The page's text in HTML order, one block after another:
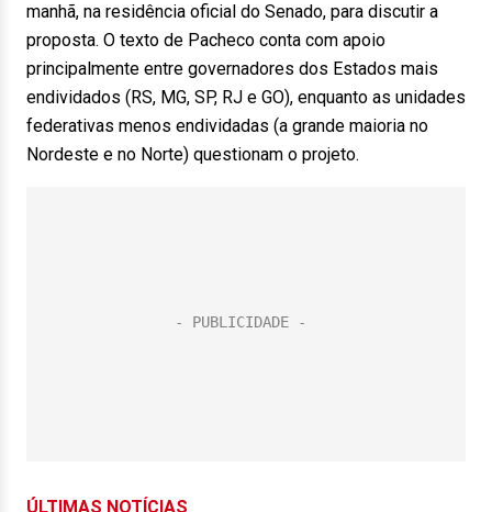
manhã, na residência oficial do Senado, para discutir a
proposta. O texto de Pacheco conta com apoio
principalmente entre governadores dos Estados mais
endividados (RS, MG, SP, RJ e GO), enquanto as unidades
federativas menos endividadas (a grande maioria no
Nordeste e no Norte) questionam o projeto.